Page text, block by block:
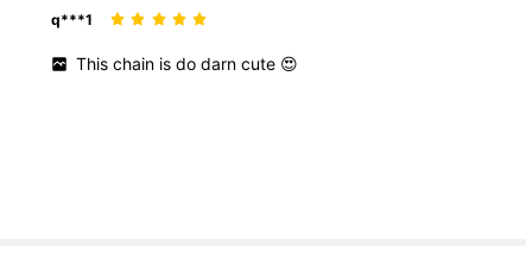
q***1
Thischain isdodarncute 😍